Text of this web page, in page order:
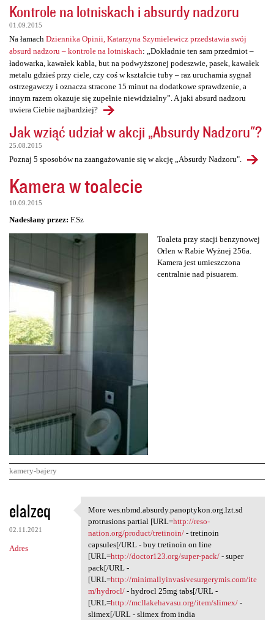
Kontrole na lotniskach i absurdy nadzoru
01.09.2015
Na łamach Dziennika Opinii, Katarzyna Szymielewicz przedstawia swój
absurd nadzoru – kontrole na lotniskach: „Dokładnie ten sam przedmiot –
ładowarka, kawałek kabla, but na podwyższonej podeszwie, pasek, kawałek
metalu gdzieś przy ciele, czy coś w kształcie tuby – raz uruchamia sygnał
ostrzegawczy i oznacza stracone 15 minut na dodatkowe sprawdzenie, a
innym razem okazuje się zupełnie niewidzialny”. A jaki absurd nadzoru
uwiera Ciebie najbardziej?
Jak wziąć udział w akcji „Absurdy Nadzoru"?
25.08.2015
Poznaj 5 sposobów na zaangażowanie się w akcję „Absurdy Nadzoru".
Kamera w toalecie
10.09.2015
Nadesłany przez: F.Sz
Toaleta przy stacji benzynowej
Orlen w Rabie Wyżnej 256a.
Kamera jest umieszczona
centralnie nad pisuarem.
kamery-bajery
K
o
m
e
elalzeq
02.11.2021
Adres
More wes.nbmd.absurdy
More wes.nbmd.absurdy.panoptykon.org.lzt.sd
protrusions partial [URL=http://reso-
nation.org/product/tretinoin/- tretinoin
capsules[/URL - buy tretinoin on line
[URL=http://doctor123.org/super-pack/- super
pack[/URL -
[URL=http://minimallyinvasivesurgerymis.com/ite
m/hydrocl/- hydrocl 25mg tabs[/URL -
[URL=http://mcllakehavasu.org/item/slimex/-
slimex[/URL - slimex from india